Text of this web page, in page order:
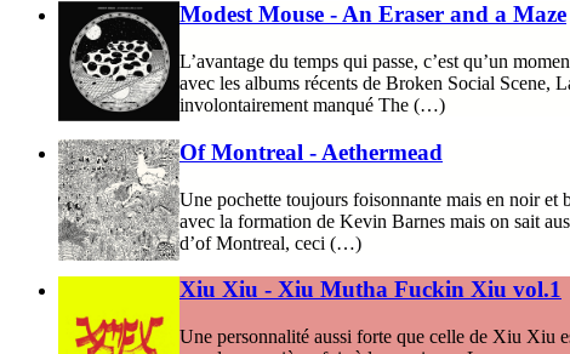
Modest Mouse - An Eraser and a Maze
L’avantage du temps qui passe, c’est qu’un
avec les albums récents de Broken Social Scene,
involontairement manqué The (…)
Of Montreal - Aethermead
Une pochette toujours foisonnante mais en noir et
avec la formation de Kevin Barnes mais on sait
d’of Montreal, ceci (…)
Xiu Xiu - Xiu Mutha Fuckin Xiu vol.1
Une personnalité aussi forte que celle de Xiu Xiu